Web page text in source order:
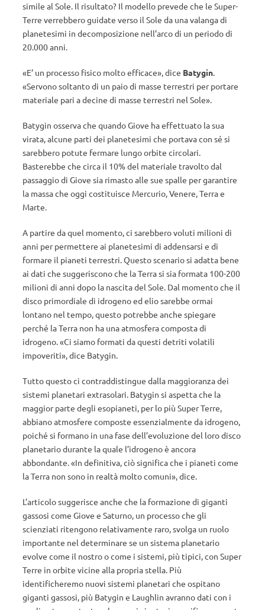
simile al Sole. Il risultato? Il modello prevede che le Super-
Terre verrebbero guidate verso il Sole da una valanga di
planetesimi in decomposizione nell’arco di un periodo di
20.000 anni.
«E’ un processo fisico molto efficace», dice Batygin.
«Servono soltanto di un paio di masse terrestri per portare
materiale pari a decine di masse terrestri nel Sole».
Batygin osserva che quando Giove ha effettuato la sua
virata, alcune parti dei planetesimi che portava con sé si
sarebbero potute fermare lungo orbite circolari.
Basterebbe che circa il 10% del materiale travolto dal
passaggio di Giove sia rimasto alle sue spalle per garantire
la massa che oggi costituisce Mercurio, Venere, Terra e
Marte.
A partire da quel momento, ci sarebbero voluti milioni di
anni per permettere ai planetesimi di addensarsi e di
formare il pianeti terrestri. Questo scenario si adatta bene
ai dati che suggeriscono che la Terra si sia formata 100-200
milioni di anni dopo la nascita del Sole. Dal momento che il
disco primordiale di idrogeno ed elio sarebbe ormai
lontano nel tempo, questo potrebbe anche spiegare
perché la Terra non ha una atmosfera composta di
idrogeno. «Ci siamo formati da questi detriti volatili
impoveriti», dice Batygin.
Tutto questo ci contraddistingue dalla maggioranza dei
sistemi planetari extrasolari. Batygin si aspetta che la
maggior parte degli esopianeti, per lo più Super Terre,
abbiano atmosfere composte essenzialmente da idrogeno,
poiché si formano in una fase dell’evoluzione del loro disco
planetario durante la quale l’idrogeno è ancora
abbondante. «In definitiva, ciò significa che i pianeti come
la Terra non sono in realtà molto comuni», dice.
L’articolo suggerisce anche che la formazione di giganti
gassosi come Giove e Saturno, un processo che gli
scienziati ritengono relativamente raro, svolga un ruolo
importante nel determinare se un sistema planetario
evolve come il nostro o come i sistemi, più tipici, con Super
Terre in orbite vicine alla propria stella. Più
identificheremo nuovi sistemi planetari che ospitano
giganti gassosi, più Batygin e Laughlin avranno dati con i